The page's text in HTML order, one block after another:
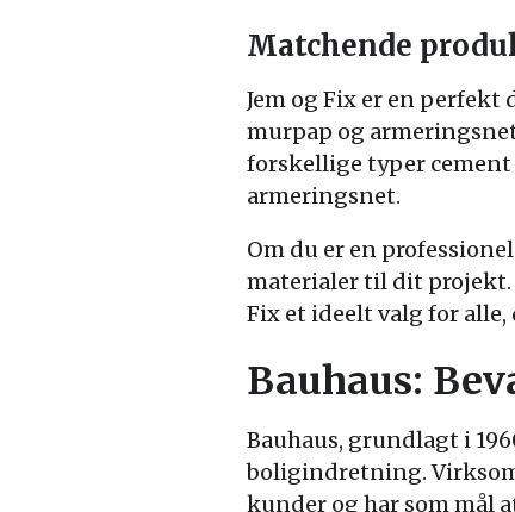
Matchende
Jem og Fix er en
murpap og
forskellige typer
armeringsnet.
Om du er en
materialer til dit projekt.
Fix et ideelt valg for
Bauhaus:
Bauhaus, grundlagt i
boligindretning.
kunder og har som mål